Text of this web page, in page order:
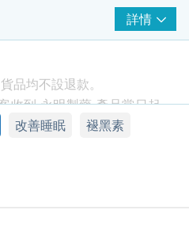
詳情
品均不設退款。
收到 永明製藥 產品當日起
月或以上。
改善睡眠 褪黑素